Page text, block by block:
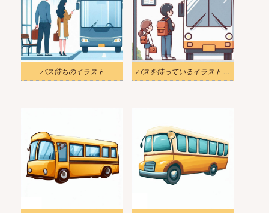
バス待ちのイラスト バスを待っているイラスト 無料